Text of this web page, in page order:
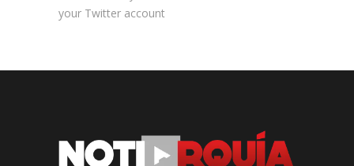
your Twitter account